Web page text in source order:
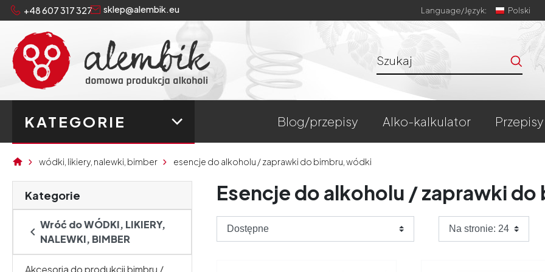
+48 607 317 327 sklep@alembik.eu Language/Język: Polski
KATEGORIE blog/przepisy alko-kalkulator
wódki, likiery, nalewki, bimber esencje do alkoholu / zaprawki do bimbru, wódki
Kategorie

Wróć do WÓDKI, LIKIERY,
NALEWKI, BIMBER
Akcesoria do produkcji bimbru /
Esencje do alkoholu / zaprawki